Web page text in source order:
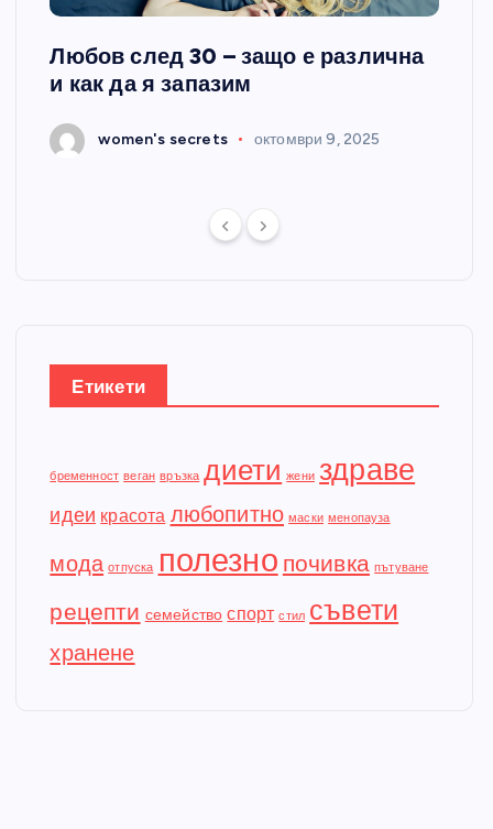
Любов след 30 – защо е различна
и как да я запазим
women's secrets октомври 9, 2025
Етикети
бременност веган връзка диети жени здраве
идеи красота любопитно маски менопауза
мода отпуска полезно почивка пътуване
рецепти семейство спорт стил съвети
хранене